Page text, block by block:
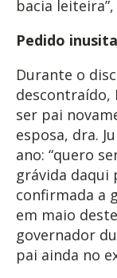
bacia
Pedido
Durante o
descontraído,
ser pai
esposa, dra.
ano: “quero
grávida daqui
confirmada a
em maio
governador
pai ainda no